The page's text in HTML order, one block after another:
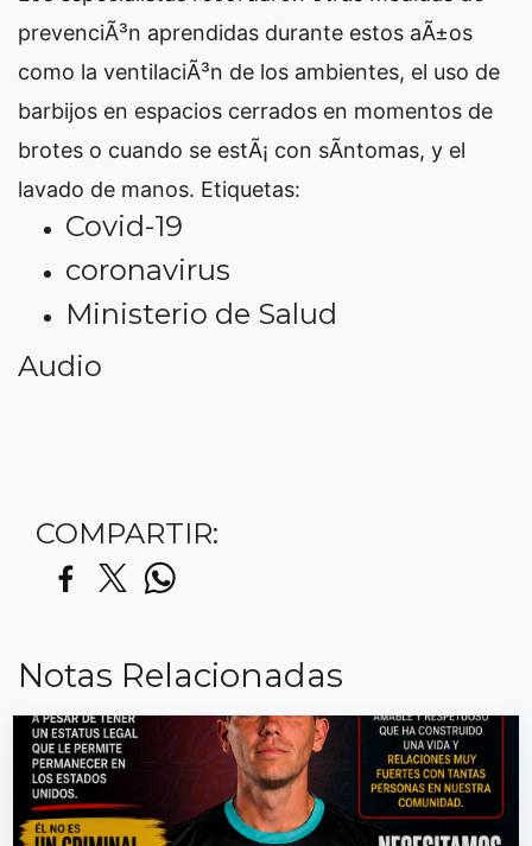
prevenciÃ³n aprendidas durante estos aÃ±os
como la ventilaciÃ³n de los ambientes, el uso de
barbijos en espacios cerrados en momentos de
brotes o cuando se estÃ¡ con sÃ­ntomas, y el
lavado de manos. Etiquetas:
Covid-19
coronavirus
Ministerio de Salud
Audio
COMPARTIR:
Notas Relacionadas